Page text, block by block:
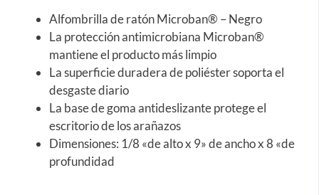
Alfombrilla de ratón Microban® – Negro
La protección antimicrobiana Microban®
mantiene el producto más limpio
La superficie duradera de poliéster soporta el
desgaste diario
La base de goma antideslizante protege el
escritorio de los arañazos
Dimensiones: 1/8 «de alto x 9» de ancho x 8 «de
profundidad